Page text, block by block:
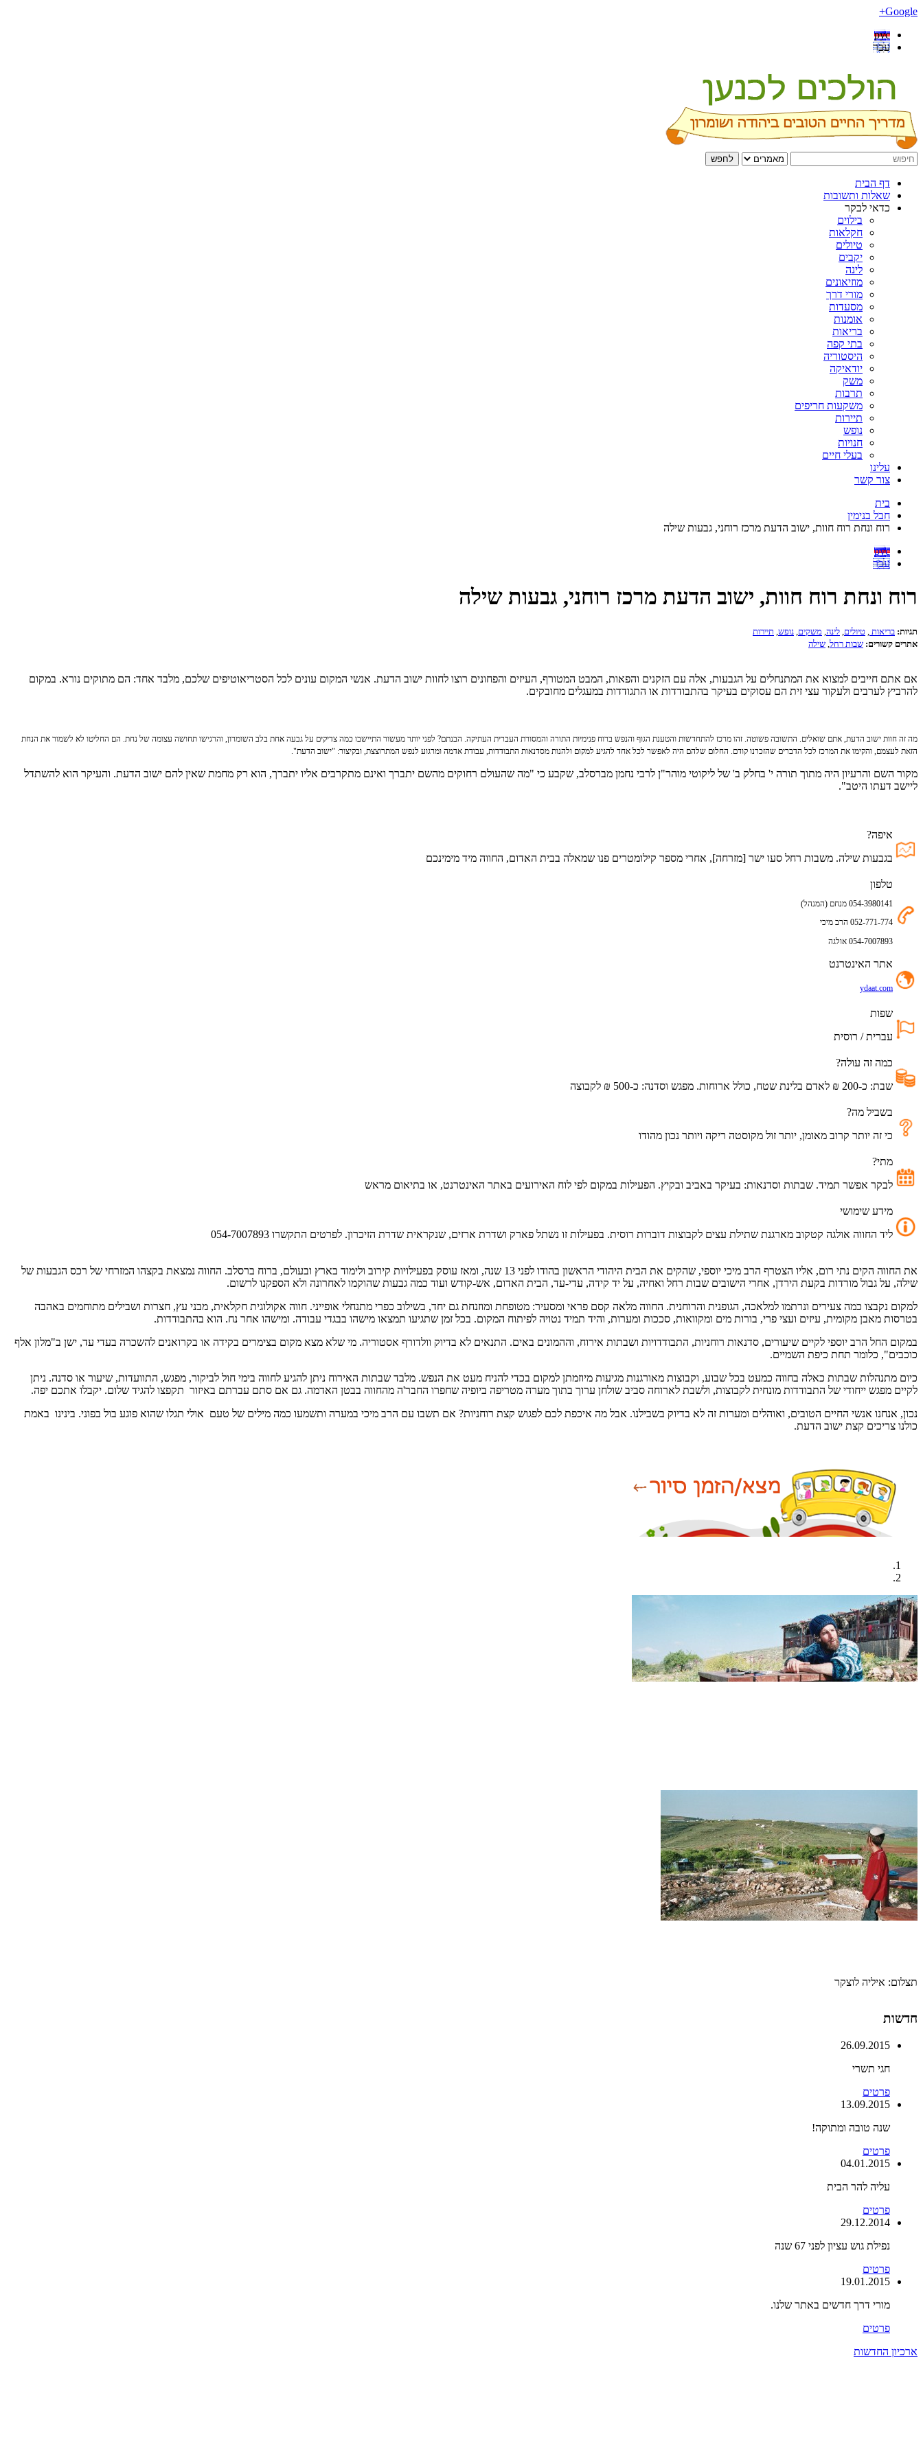
Google+
рус
עבר
לחפש
דף הבית
שאלות ותשובות
כדאי לבקר
בילוים
חקלאות
טיולים
יקבים
לינה
מוזיאונים
מורי דרך
מסעדות
אומנות
בריאות
בתי קפה
היסטוריה
יודאיקה
משק
תרבות
משקעות חריפים
תיירות
נופש
חנויות
בעלי חיים
עלינו
צור קשר
בית
חבל בנימין
רוח ונחת רוח חוות, ישוב הדעת מרכז רוחני, גבעות שילה
рус
עבר
רוח ונחת רוח חוות, ישוב הדעת מרכז רוחני, גבעות שילה
תגיות: בריאות טיולים לינה משקים נופש תיירות
אתרים קשורים: שבות רחל שילה
אם אתם חייבים למצוא את המתנחלים על הגבעות, אלה עם הזקנים והפאות, המבט המטורף, העיזים והפחונים רוצו לחוות ישוב הדעת. אנשי המקום עונים לכל הסטריאוטיפים שלכם, מלבד אחד: הם מתוקים נורא. במקום
להרביץ לערבים ולעקור עצי זית הם עסוקים בעיקר בהתבודדות או התגודדות במעגלים מחובקים.
מה זה חוות ישוב הדעת, אתם שואלים. התשובה פשוטה. זהו מרכז להתחדשות והטענת הגוף והנפש ברוח פנימיות התורה והמסורת העברית העתיקה. הבנתם? לפני יותר מעשור התיישבו כמה צדיקים על גבעה אחת בלב השומרון, והרגישו תחושה עצומה של נחת. הם החליטו לא לשמור את הנחת
הזאת לעצמם, והקימו את המרכז לכל הדברים שהזכרנו קודם. החלום שלהם היה לאפשר לכל אחד להגיע למקום ולהנות מסדנאות התבודדות, עבודת אדמה ומרגוע לנפש המתרוצצת, ובקיצור: "ישוב הדעת".
מקור השם והרעיון היה מתוך תורה י' בחלק ב' של ליקוטי מוהר"ן לרבי נחמן מברסלב, שקבע כי "מה שהעולם רחוקים מהשם יתברך ואינם מתקרבים אליו יתברך, הוא רק מחמת שאין להם ישוב הדעת. והעיקר הוא להשתדל
ליישב דעתו היטב".
איפה?
בגבעות שילה. משבות רחל סעו ישר [מזרחה], אחרי מספר קילומטרים פנו שמאלה בבית האדום, החווה מיד מימינכם
טלפון
054-3980141 מנחם (המנהל)
052-771-774 הרב מיכי
054-7007893 אולגה
אתר האינטרנט
ydaat.com
שפות
עברית / רוסית
כמה זה עולה?
שבת: כ-200
₪ לאדם בלינת שטח, כולל ארוחות. מפגש וסדנה: כ-500
₪ לקבוצה
בשביל מה?
כי זה יותר קרוב מאומן, יותר זול מקוסטה ריקה ויותר נכון מהודו
מתי?
לבקר אפשר תמיד. שבתות וסדנאות: בעיקר באביב ובקיץ. הפעילות במקום לפי לוח האירועים באתר האינטרנט, או בתיאום מראש
מידע שימושי
ליד החווה אולגה קטקוב מארגנת שתילת עצים לקבוצות דוברות רוסית. בפעילות זו נשתל פארק ושדרת ארזים, שנקראית שדרת הזיכרון. לפרטים התקשרו 054-7007893
את החווה הקים נתי רום, אליו הצטרף הרב מיכי יוספי, שהקים את הבית היהודי הראשון בהודו לפני 13 שנה, ומאז עוסק בפעילויות קירוב ולימוד בארץ ובעולם, ברוח ברסלב. החווה נמצאת בקצהו המזרחי של רכס הגבעות של
שילה, על גבול מורדות בקעת הירדן, אחרי הישובים שבות רחל ואחיה, על יד קידה, עדי-עד, הבית האדום, אש-קודש ועוד כמה גבעות שהוקמו לאחרונה ולא הספקנו לרשום.
למקום נקבצו כמה צעירים ונרתמו למלאכה, הגופנית והרוחנית. החווה מלאה קסם פראי ומסעיר: מטופחת ומוזנחת גם יחד, בשילוב כפרי מתנחלי אופייני. חווה אקולוגית חקלאית, מבני עץ, חצרות ושבילים מתוחמים באהבה
בטרסות מאבן מקומית, עיזים ועצי פרי, בורות מים ומקוואות, סככות ומערות, והיד תמיד נטויה לפיתוח המקום. בכל זמן שתגיעו תמצאו מישהו בבגדי עבודה. ומישהו אחר נח. הוא בהתבודדות.
במקום החל הרב יוספי לקיים שיעורים, סדנאות רוחניות, התבודדויות ושבתות אירוח, וההמונים באים. התנאים לא בדיוק וולדורף אסטוריה. מי שלא מצא מקום בצימרים בקידה או בקרואנים להשכרה בעדי עד, ישן ב"מלון אלף
כוכבים", כלומר תחת כיפת השמיים.
כיום מתנהלות שבתות כאלה בחווה כמעט בכל שבוע, וקבוצות מאורגנות מגיעות מיוזמתן למקום בכדי להניח מעט את הנפש. מלבד שבתות האירוח ניתן להגיע לחווה בימי חול לביקור, מפגש, התוועדות, שיעור או סדנה. ניתן
לקיים מפגש ייחודי של התבודדות מונחית לקבוצות, ולשבת לארוחה סביב שולחן ערוך בתוך מערה מטריפה ביופיה שחפרו החבר'ה מהחווה בבטן האדמה. גם אם סתם עברתם באיזור תקפצו להגיד שלום. יקבלו אתכם יפה.
נכון, אנחנו אנשי החיים הטובים, ואוהלים ומערות זה לא בדיוק בשבילנו. אבל מה איכפת לכם לפגוש קצת רוחניות? אם תשבו עם הרב מיכי במערה ותשמעו כמה מילים של טעם אולי תגלו שהוא פוגע בול בפוני. בינינו באמת
כולנו צריכים קצת ישוב הדעת.
תצלום: איליה לוצקר
חדשות
26.09.2015
חגי תשרי
פרטים
13.09.2015
שנה טובה ומתוקה!
פרטים
04.01.2015
עליה להר הבית
פרטים
29.12.2014
נפילת גוש עציון לפני 67 שנה
פרטים
19.01.2015
מורי דרך חדשים באתר שלנו.
פרטים
ארכיון החדשות